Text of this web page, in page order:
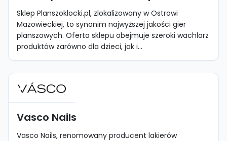
Sklep Planszoklocki.pl, zlokalizowany w Ostrowi
Mazowieckiej, to synonim najwyższej jakości gier
planszowych. Oferta sklepu obejmuje szeroki wachlarz
produktów zarówno dla dzieci, jak i...
Vasco Nails
Vasco Nails, renomowany producent lakierów